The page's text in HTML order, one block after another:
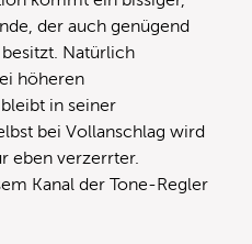
der auch genügend
Natürlich
höheren
in seiner
bei Vollanschlag wird
eben verzerrter.
Kanal der Tone-Regler